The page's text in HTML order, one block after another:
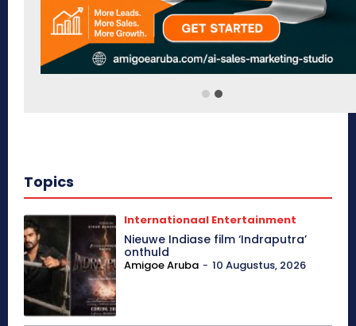
Topics
Internationaal Entertainment
Nieuwe Indiase film ‘Indraputra’
onthuld
Amigoe Aruba - 10 Augustus, 2026